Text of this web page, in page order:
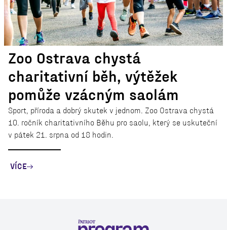
Zoo Ostrava chystá
charitativní běh, výtěžek
pomůže vzácným saolám
Sport, příroda a dobrý skutek v jednom. Zoo Ostrava chystá
10. ročník charitativního Běhu pro saolu, který se uskuteční
v pátek 21. srpna od 18 hodin.
VÍCE